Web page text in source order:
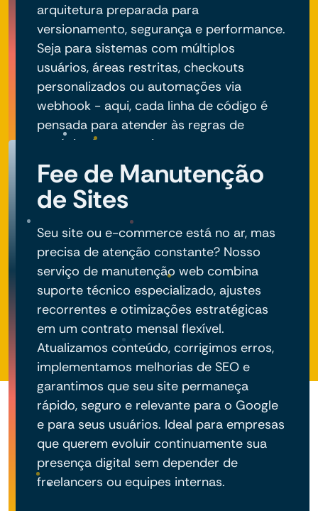
arquitetura preparada para
versionamento, segurança e performance.
Seja para sistemas com múltiplos
usuários, áreas restritas, checkouts
personalizados ou automações via
webhook - aqui, cada linha de código é
pensada para atender às regras de
negócio do seu projeto.
Fee de Manutenção
de Sites
Seu site ou e-commerce está no ar, mas
precisa de atenção constante? Nosso
serviço de manutenção web combina
suporte técnico especializado, ajustes
recorrentes e otimizações estratégicas
em um contrato mensal flexível.
Atualizamos conteúdo, corrigimos erros,
implementamos melhorias de SEO e
garantimos que seu site permaneça
rápido, seguro e relevante para o Google
e para seus usuários. Ideal para empresas
que querem evoluir continuamente sua
presença digital sem depender de
freelancers ou equipes internas.